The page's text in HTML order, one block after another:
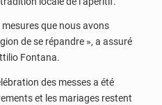
que nous avons
de se répandre », a assuré
Fontana.
des messes a été
et les mariages restent